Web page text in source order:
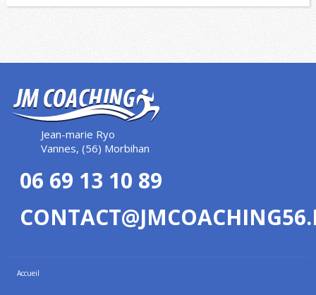
Jean-marie Ryo
Vannes, (56) Morbihan
06 69 13 10 89
Accueil